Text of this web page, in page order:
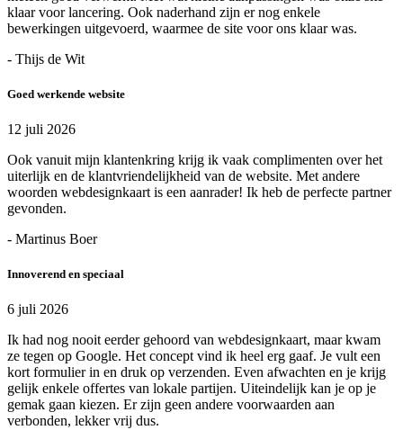
klaar voor lancering. Ook naderhand zijn er nog enkele
bewerkingen uitgevoerd, waarmee de site voor ons klaar was.
- Thijs de Wit
Goed werkende website
12 juli 2026
Ook vanuit mijn klantenkring krijg ik vaak complimenten over het
uiterlijk en de klantvriendelijkheid van de website. Met andere
woorden webdesignkaart is een aanrader! Ik heb de perfecte partner
gevonden.
- Martinus Boer
Innoverend en speciaal
6 juli 2026
Ik had nog nooit eerder gehoord van webdesignkaart, maar kwam
ze tegen op Google. Het concept vind ik heel erg gaaf. Je vult een
kort formulier in en druk op verzenden. Even afwachten en je krijg
gelijk enkele offertes van lokale partijen. Uiteindelijk kan je op je
gemak gaan kiezen. Er zijn geen andere voorwaarden aan
verbonden, lekker vrij dus.